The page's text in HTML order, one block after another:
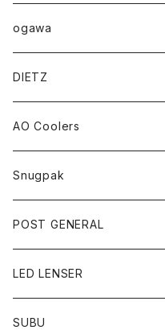
ogawa
DIETZ
AO Coolers
Snugpak
POST GENERAL
LED LENSER
SUBU